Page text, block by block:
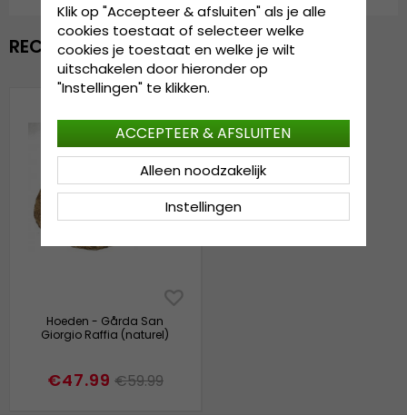
RECENTELIJK BEKEKEN
Hoeden - Gårda San
Giorgio Raffia (naturel)
€47.99 €59.99
Klik op "Accepteer & afsluiten" als je alle
cookies toestaat of selecteer welke
cookies je toestaat en welke je wilt
uitschakelen door hieronder op
"Instellingen" te klikken.
Instellingen
Alleen noodzakelijk
ACCEPTEER & AFSLUITEN